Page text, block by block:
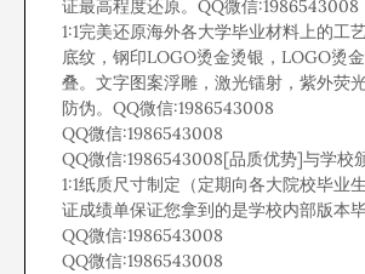
证最高程度还原。QQ微信:1986543008
1:1完美还原海外各大学毕业材料上的工
底纹，钢印LOGO烫金烫银，LOGO烫
叠。文字图案浮雕，激光镭射，紫外荧
防伪。QQ微信:1986543008
QQ微信:1986543008
QQ微信:1986543008[品质优势]与学校
1:1纸质尺寸制定（定期向各大院校毕业
证成绩单保证您拿到的是学校内部版本毕
QQ微信:1986543008
QQ微信:1986543008